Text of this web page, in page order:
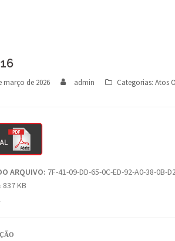
março de 2026 admin Categorias: Atos
ARQUIVO: 7F-41-09-DD-65-0C-ED-92-A0-38-0B-
837 KB